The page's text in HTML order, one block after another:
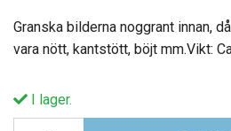
Granska bilderna noggrant innan,
vara nött, kantstött, böjt mm.Vikt:
I lager.